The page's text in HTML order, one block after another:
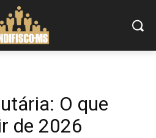
O que
de 2026